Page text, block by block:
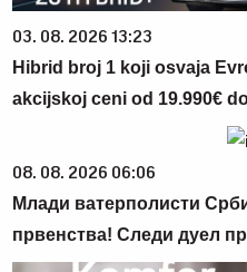
03. 08. 2026 13:23
Hibrid broj 1 koji osvaja
akcijskoj ceni od 19.990€
08. 08. 2026 06:06
Млади ватерполисти
првенства! Следи дуел